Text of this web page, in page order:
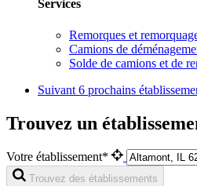
Services
Remorques et
Camions de
Solde de camions et de
Suivant 6 prochains
Trouvez un
Votre établissement*
Trouvez des établissements